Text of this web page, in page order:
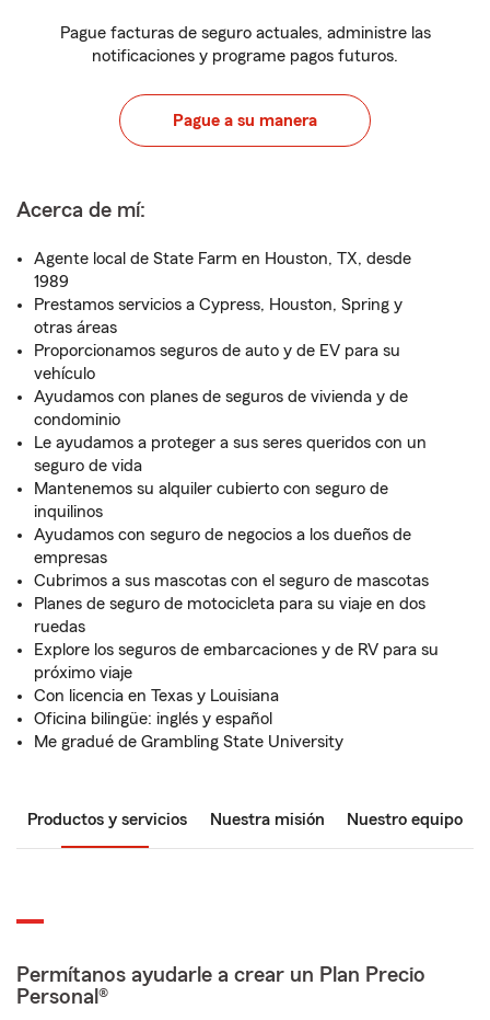
Pague facturas de seguro actuales, administre las
notificaciones y programe pagos futuros.
Pague a su manera
Acerca de mí:
Agente local de State Farm en Houston, TX, desde
1989
Prestamos servicios a Cypress, Houston, Spring y
otras áreas
Proporcionamos seguros de auto y de EV para su
vehículo
Ayudamos con planes de seguros de vivienda y de
condominio
Le ayudamos a proteger a sus seres queridos con un
seguro de vida
Mantenemos su alquiler cubierto con seguro de
inquilinos
Ayudamos con seguro de negocios a los dueños de
empresas
Cubrimos a sus mascotas con el seguro de mascotas
Planes de seguro de motocicleta para su viaje en dos
ruedas
Explore los seguros de embarcaciones y de RV para su
próximo viaje
Con licencia en Texas y Louisiana
Oficina bilingüe: inglés y español
Me gradué de Grambling State University
Productos y servicios Nuestra misión Nuestro equipo
Permítanos ayudarle a crear un Plan Precio
Personal®